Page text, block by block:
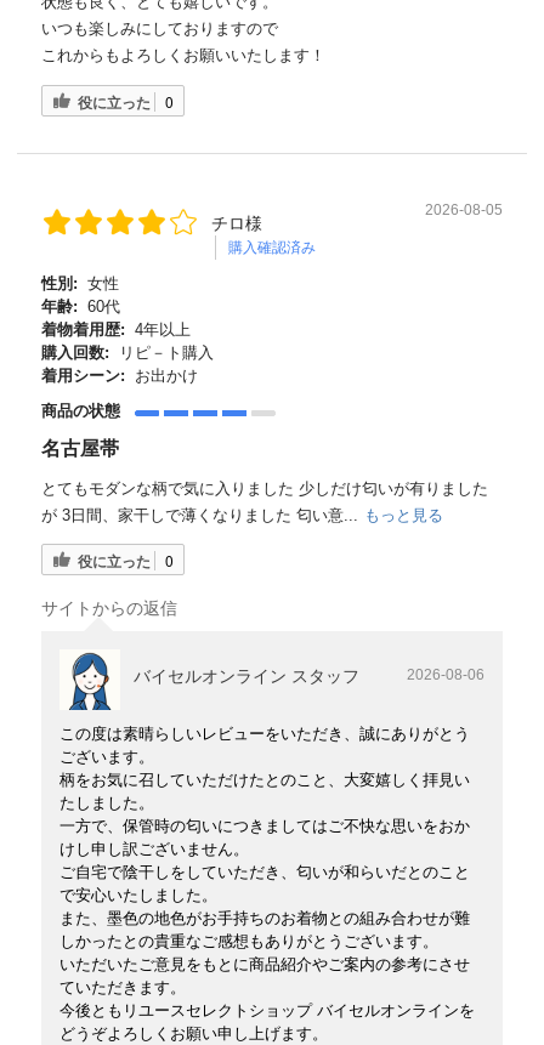
いつも楽しみにしておりますので
これからもよろしくお願いいたします！
役に立った 0
チロ様
購入確認済み
2026-08-05
性別: 女性
年齢: 60代
着物着用歴: 4年以上
購入回数:
リピ－ト購入
着用シーン:
お出かけ
商品の状態
名古屋帯
とてもモダンな柄で気に入りました 少しだけ匂いが有りました
が 3日間、家干しで薄くなりました 匂い意...
もっと見る
役に立った 0
サイトからの返信
バイセルオンライン スタッフ 2026-08-06
この度は素晴らしいレビューをいただき、誠にありがとう
ございます。
柄をお気に召していただけたとのこと、大変嬉しく拝見い
たしました。
一方で、保管時の匂いにつきましてはご不快な思いをおか
けし申し訳ございません。
ご自宅で陰干しをしていただき、匂いが和らいだとのこと
で安心いたしました。
また、墨色の地色がお手持ちのお着物との組み合わせが難
しかったとの貴重なご感想もありがとうございます。
いただいたご意見をもとに商品紹介やご案内の参考にさせ
ていただきます。
今後ともリユースセレクトショップ バイセルオンラインを
どうぞよろしくお願い申し上げます。